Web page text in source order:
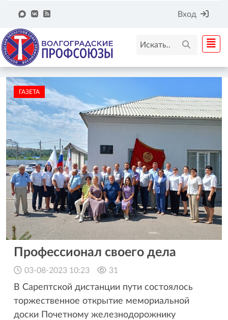
Вход
ГАЗЕТА
Профессионал своего дела
03-08-2023 10:23 31
В Сарептской дистанции пути состоялось
торжественное открытие мемориальной
доски Почетному железнодорожнику